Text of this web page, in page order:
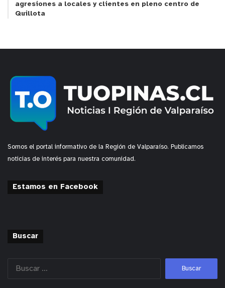
agresiones a locales y clientes en pleno centro de
Quillota
Somos el portal informativo de la Región de Valparaíso. Publicamos
noticias de interés para nuestra comunidad.
Estamos en Facebook
Buscar